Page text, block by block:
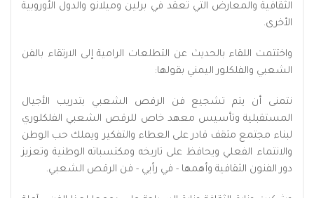
الثقافية والمعارض التي تعقد في برلين وميلانو والدول الأوروبية
الأخرى.
واختتمت اللقاء بالحديث عن التطلعات الرامية إلى الارتقاء بالفن
الشعبي والفلكلور اليمني بقولها:
نتمنى أن يتم تشجيع فن الرقص الشعبي بتدريب الأجيال
المستقبلية وتأسيس معهد خاص للرقص الشعبي الفلكلوري
لبناء مجتمع مثقف قادر على العطاء والتفكير ويملك حب الوطن
والانتماء الفعلي ويحافظ على تاريخه ومكتسباته الوطنية وتعزيز
دور الفنون الثقافية وأهمها - في رأيي - فن الرقص الشعبي.